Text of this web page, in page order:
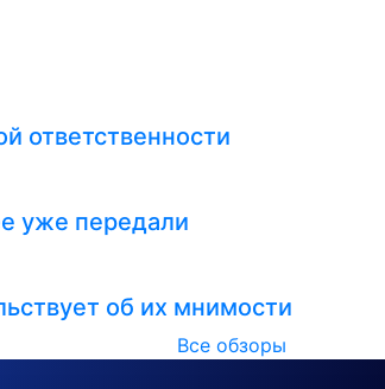
ответственности
уже передали
об их мнимости
Все обзоры